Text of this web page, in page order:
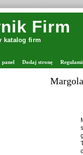
Firm
katalog firm
panel Dodaj stronę